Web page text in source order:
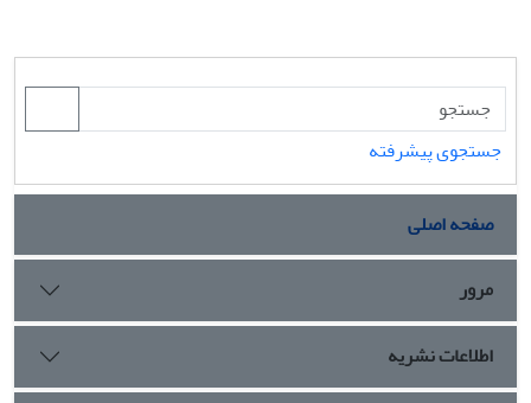
جستجوی پیشرفته
صفحه اصلی
مرور
اطلاعات نشریه